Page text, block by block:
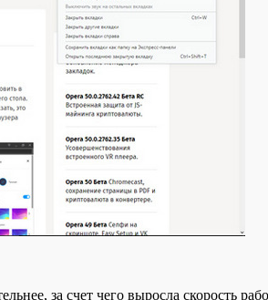
за счет чего выросла скорость